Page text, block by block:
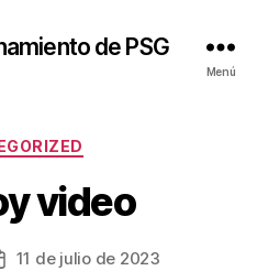
de PSG
Menú
Categorías
video
11 de julio de 2023